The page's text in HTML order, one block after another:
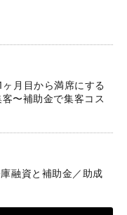
月目から満席にする
〜補助金で集客コス
融資と補助金／助成